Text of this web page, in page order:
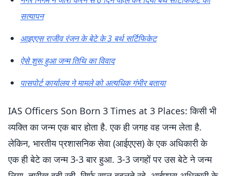
सत्यापन
आइएएस राजीव रंजन के बेटे के 3 बर्थ सर्टिफिकेट
ऐसे शुरू हुआ जन्म तिथि का विवाद
पासपोर्ट कार्यालय ने मामले को अत्यधिक गंभीर बताया
IAS Officers Son Born 3 Times at 3 Places: किसी भी
व्यक्ति का जन्म एक बार होता है. एक ही जगह वह जन्म लेता है.
लेकिन, भारतीय प्रशासनिक सेवा (आईएएस) के एक अधिकारी के
एक ही बेटे का जन्म 3-3 बार हुआ. 3-3 जगहों पर उस बेटे ने जन्म